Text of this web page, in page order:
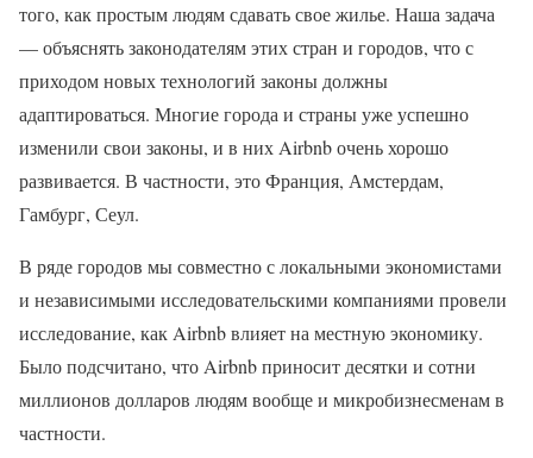
того, как простым людям сдавать свое жилье. Наша задача
— объяснять законодателям этих стран и городов, что с
приходом новых технологий законы должны
адаптироваться. Многие города и страны уже успешно
изменили свои законы, и в них Airbnb очень хорошо
развивается. В частности, это Франция, Амстердам,
Гамбург, Сеул.
В ряде городов мы совместно с локальными экономистами
и независимыми исследовательскими компаниями провели
исследование, как Airbnb влияет на местную экономику.
Было подсчитано, что Airbnb приносит десятки и сотни
миллионов долларов людям вообще и микробизнесменам в
частности.